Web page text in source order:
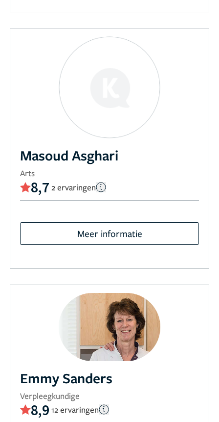
Masoud Asghari
Arts
8,7 2 ervaringen
Meer informatie
Emmy Sanders
Verpleegkundige
8,9 12 ervaringen